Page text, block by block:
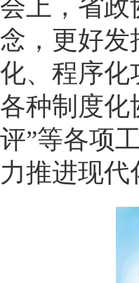
会上，省政
念，更好发
化、程序化
各种制度化
评”等各项
力推进现